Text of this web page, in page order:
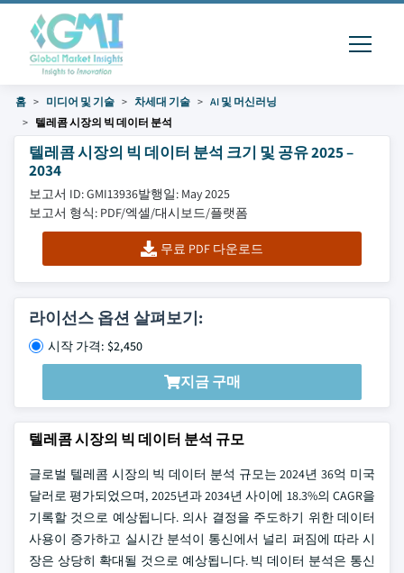
홈 미디어 및 기술 차세대 기술
AI 및 머신러닝
텔레콤 시장의 빅 데이터 분석
텔레콤 시장의 빅 데이터 분석 크기 및 공유 2025 –
2034
보고서 ID: GMI13936발행일: May 2025
보고서 형식: PDF/엑셀/대시보드/플랫폼
무료 PDF 다운로드
라이선스 옵션 살펴보기:
시작 가격: $2,450
지금 구매
텔레콤 시장의 빅 데이터 분석 규모
글로벌 텔레콤 시장의 빅 데이터 분석 규모는 2024년 36억 미국
달러로 평가되었으며, 2025년과 2034년 사이에 18.3%의 CAGR을
기록할 것으로 예상됩니다. 의사 결정을 주도하기 위한 데이터
사용이 증가하고 실시간 분석이 통신에서 널리 퍼짐에 따라 시
장은 상당히 확대될 것으로 예상됩니다. 빅 데이터 분석은 통신